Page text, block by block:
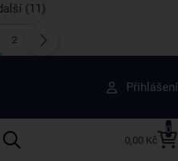
(11)
2
Přihlášení
0
0,00 Kč
na slevy dřív než